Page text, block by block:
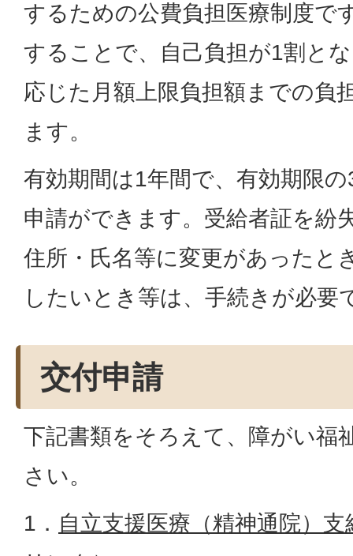
するための公費負担医療制度で
することで、自己負担が1割と
応じた月額上限負担額までの負
ます。
有効期間は1年間で、有効期限
申請ができます。受給者証を紛
住所・氏名等に変更があったと
したいとき等は、手続きが必要
交付申請
下記書類をそろえて、障がい福
さい。
1． 自立支援医療（精神通院）